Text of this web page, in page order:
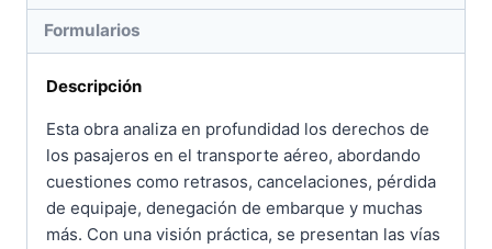
Formularios
Descripción
Esta obra analiza en profundidad los derechos de
los pasajeros en el transporte aéreo, abordando
cuestiones como retrasos, cancelaciones, pérdida
de equipaje, denegación de embarque y muchas
más. Con una visión práctica, se presentan las vías